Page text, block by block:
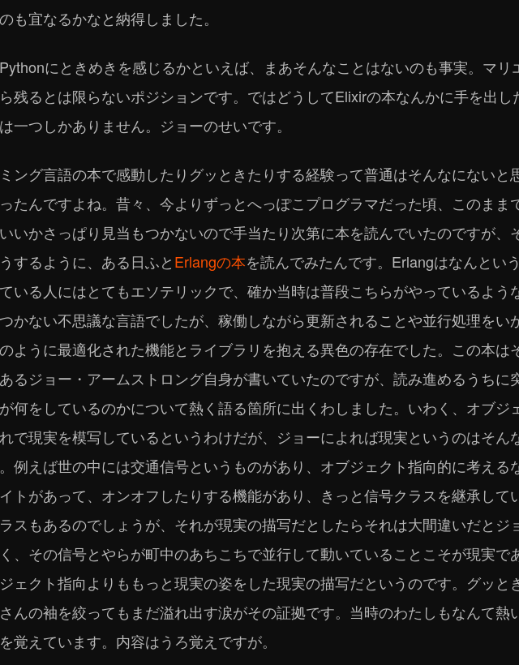
も宜なるかなと納得しました。
にときめきを感じるかといえば、まあそんなことはないのも事実。マリ
残るとは限らないポジションです。ではどうしてElixirの本なんかに手を出し
一つしかありません。ジョーのせいです。
ング言語の本で感動したりグッときたりする経験って普通はそんなにないと
たんですよね。昔々、今よりずっとへっぽこプログラマだった頃、このまま
いかさっぱり見当もつかないので手当たり次第に本を読んでいたのですが、
するように、ある日ふとErlangの本を読んでみたんです。Erlangはなんとい
いる人にはとてもエソテリックで、確か当時は普段こちらがやっているよう
かない不思議な言語でしたが、稼働しながら更新されることや並行処理をい
ように最適化された機能とライブラリを抱える異色の存在でした。この本は
るジョー・アームストロング自身が書いていたのですが、読み進めるうちに
何をしているのかについて熱く語る箇所に出くわしました。いわく、オブジ
で現実を模写しているというわけだが、ジョーによれば現実というのはそん
例えば世の中には交通信号というものがあり、オブジェクト指向的に考える
トがあって、オンオフしたりする機能があり、きっと信号クラスを継承して
スもあるのでしょうが、それが現実の描写だとしたらそれは大間違いだとジ
、その信号とやらが町中のあちこちで並行して動いていることこそが現実で
ェクト指向よりももっと現実の姿をした現実の描写だというのです。グッと
んの袖を絞ってもまだ溢れ出す涙がその証拠です。当時のわたしもなんて熱
覚えています。内容はうろ覚えですが。